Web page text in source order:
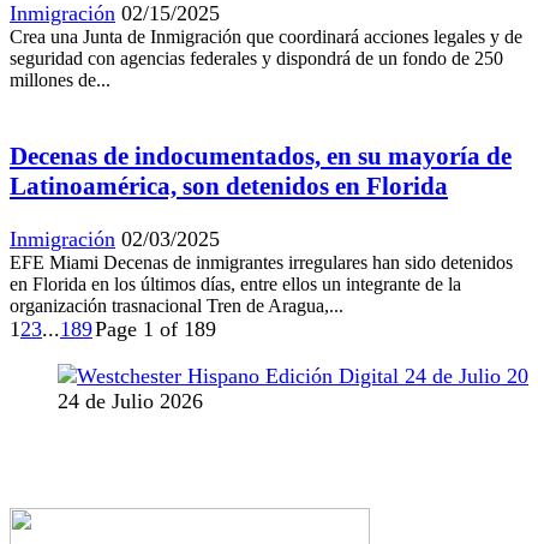
Inmigración 02/15/2025
Crea una Junta de Inmigración que coordinará acciones legales y de
seguridad con agencias federales y dispondrá de un fondo de 250
millones de...
Decenas de indocumentados, en su mayoría de
Latinoamérica, son detenidos en Florida
Inmigración 02/03/2025
EFE Miami Decenas de inmigrantes irregulares han sido detenidos
en Florida en los últimos días, entre ellos un integrante de la
organización trasnacional Tren de Aragua,...
123...189Page 1 of 189
24 de Julio 2026